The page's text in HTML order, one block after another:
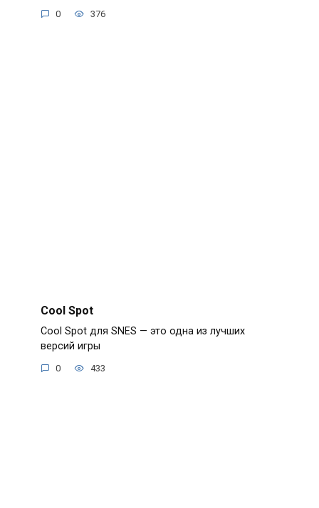
0 376
Cool Spot
Cool Spot для SNES — это одна из лучших
версий игры
0 433